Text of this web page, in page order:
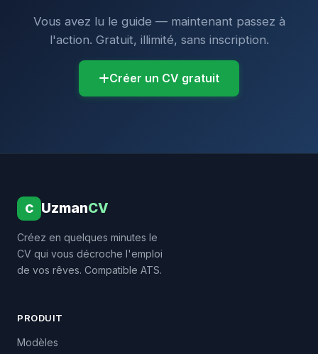
Vous avez lu le guide — maintenant passez à
l'action. Gratuit, illimité, sans inscription.
Créer un CV gratuit
C UzmanCV
Créez en quelques minutes le
CV qui vous décroche l'emploi
de vos rêves. Compatible ATS.
PRODUIT
Modèles